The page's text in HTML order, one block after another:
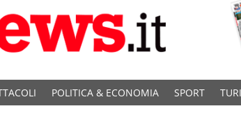
POLITICA & ECONOMIA SPORT